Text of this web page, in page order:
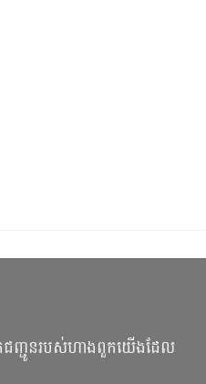
ញ្ជូនរបស់ហាងពួកយើងដែល